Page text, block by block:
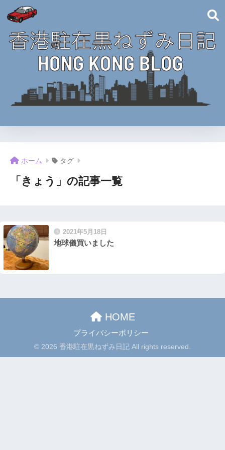
ホーム タグ
「きょう」の記事一覧
2021年5月18日
地球儀買いました
HOME
プライバシーポリシー
© 2026 香港駐在黒ねずみ日記 All rights reserved.